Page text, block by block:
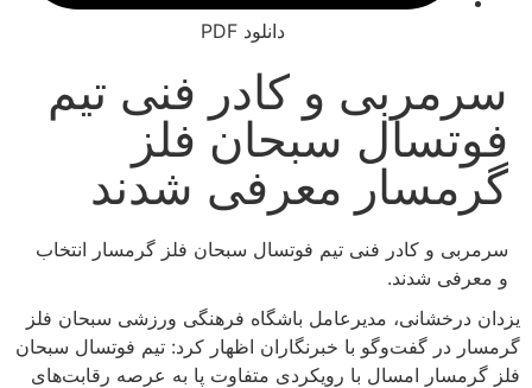
و کادر فنی تیم
سبحان فلز
معرفی شدند
و کادر فنی تیم فوتسال سبحان فلز گرمسار انتخاب
شدند.
مدیرعامل باشگاه فرهنگی ورزشی سبحان فلز
گفت‌وگو با خبرنگاران اظهار کرد: تیم فوتسال سبحان
امسال با رویکردی متفاوت پا به عرصه رقابت‌های